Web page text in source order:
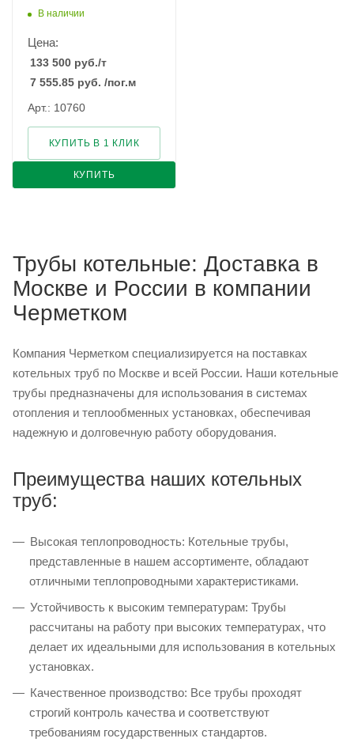
В наличии
Цена:
133 500 руб./т
7 555.85 руб. /пог.м
Арт.: 10760
КУПИТЬ
КУПИТЬ В 1 КЛИК
Трубы котельные: Доставка в
Москве и России в компании
Черметком
Компания Черметком специализируется на поставках
котельных труб по Москве и всей России. Наши котельные
трубы предназначены для использования в системах
отопления и теплообменных установках, обеспечивая
надежную и долговечную работу оборудования.
Преимущества наших котельных
труб:
Высокая теплопроводность: Котельные трубы,
представленные в нашем ассортименте, обладают
отличными теплопроводными характеристиками.
Устойчивость к высоким температурам: Трубы
рассчитаны на работу при высоких температурах, что
делает их идеальными для использования в котельных
установках.
Качественное производство: Все трубы проходят
строгий контроль качества и соответствуют
требованиям государственных стандартов.